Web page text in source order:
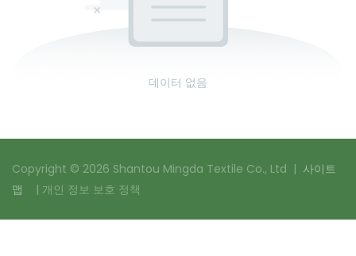
데이터 없음
Copyright © 2026 Shantou Mingda Textile Co., Ltd | 사이트
맵
| 개인 정보 보호 정책